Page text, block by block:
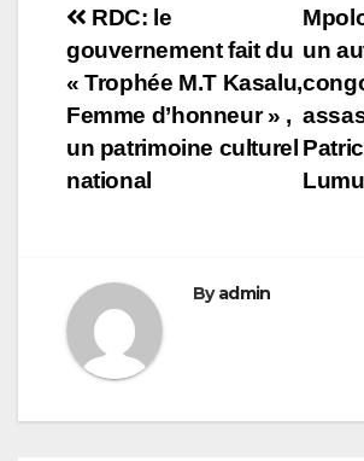
Navigation
de
l’article
un
RDC: le
gouvernement fait du
« Trophée M.T Kasalu,
Femme d’honneur » ,
un patrimoine culturel
national
Byadmin